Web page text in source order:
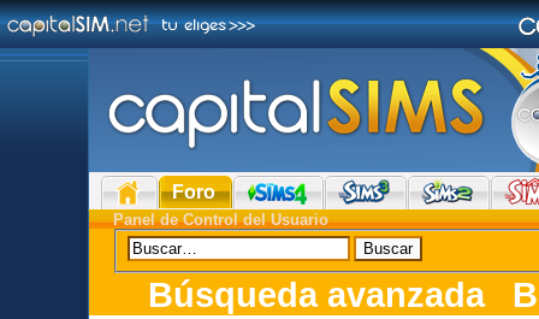
Foro
Panel de Control del Usuario
Búsqueda avanzada